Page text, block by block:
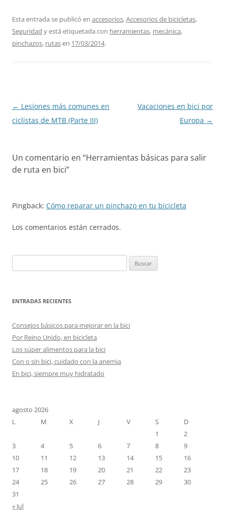
Esta entrada se publicó en accesorios,Accesorios de bicicletas,
Seguridad y está etiquetada con herramientas, mecánica,
pinchazos, rutasen 17/03/2014.
Navegación
de
← Lesiones más comunes en
ciclistas de MTB (Parte III)
Vacaciones en bici por
Europa →
Un comentario en “Herramientas básicas para salir
de ruta en bici”
Pingback: Cómo reparar un pinchazo en tu bicicleta
Los comentarios están cerrados.
ENTRADAS RECIENTES
Consejos básicos para mejorar en la bici
Por Reino Unido, en bicicleta
Los súper alimentos para la bici
Con o sin bici, cuidado con la anemia
En bici, siempre muy hidratado
agosto 2026
L
M X J V S
D
1
2
3
4 5 6 7 8
9
10
11 12 13 14 15
16
17
18 19 20 21 22
23
24
25 26 27 28 29
30
31
« Jul